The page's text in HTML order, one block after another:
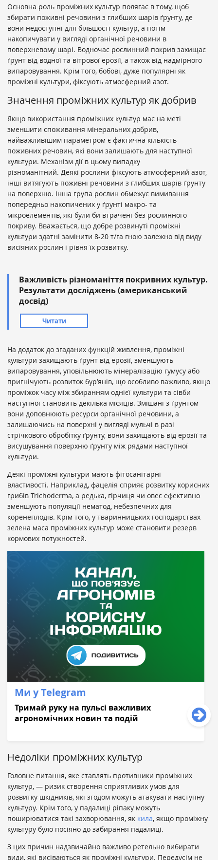
Основна роль проміжних культур полягає в тому, щоб
збирати поживні речовини з глибших шарів ґрунту, де
вони недоступні для більшості культур, а потім
накопичувати у вигляді органічної речовини в
поверхневому шарі. Водночас рослинний покрив захищає
ґрунт від водної та вітрової ерозії, а також від надмірного
випаровування. Крім того, бобові, дуже популярні як
проміжні культури, фіксують атмосферний азот.
Значення проміжних культур як добрив
Якщо використання проміжних культур має на меті
зменшити споживання мінеральних добрив,
найважливішим параметром є фактична кількість
поживних речовин, які вони залишають для наступної
культури. Механізм дії в цьому випадку
різноманітний. Деякі рослини фіксують атмосферний азот,
інші витягують поживні речовини з глибших шарів ґрунту
на поверхню. Інша група рослин обмежує вимивання
попередньо накопичених у ґрунті макро- та
мікроелементів, які були би втрачені без рослинного
покриву. Вважається, що добре розвинуті проміжні
культури здатні замінити 8-20 т/га гною залежно від виду
висіяних рослин і рівня їх розвитку.
Важливість різноманіття покривних культур.
Результати досліджень (американський
досвід)
Читати
На додаток до згаданих функцій живлення, проміжні
культури захищають ґрунт від ерозії, зменшують
випаровування, уповільнюють мінералізацію гумусу або
пригнічують розвиток бур’янів, що особливо важливо, якщо
проміжок часу між збиранням однієї культури та сівби
наступної становить декілька місяців. Змішані з ґрунтом
вони доповнюють ресурси органічної речовини, а
залишаючись на поверхні у вигляді мульчі в разі
стрічкового обробітку ґрунту, вони захищають від ерозії та
висушування поверхню ґрунту між рядами наступної
культури.
Деякі проміжні культури мають фітосанітарні
властивості. Наприклад, фацелія сприяє розвитку корисних
грибів Trichoderma, а редька, гірчиця чи овес ефективно
зменшують популяції нематод, небезпечних для
коренеплодів. Крім того, у тваринницьких господарствах
зелена маса проміжних культур може становити резерв
кормових потужностей.
Ми у Telegram
Тримай руку на пульсі важливих
агрономічних новин та подій
Недоліки проміжних культур
Головне питання, яке ставлять противники проміжних
культур, — ризик створення сприятливих умов для
розвитку шкідників, які згодом можуть атакувати наступну
культуру. Крім того, у падалиці ріпаку можуть
поширюватися такі захворювання, як кила, якщо проміжну
культуру було посіяно до забирання падалиці.
З цих причин надзвичайно важливо ретельно вибирати
види, які висіваються як проміжні культури. Передусім не